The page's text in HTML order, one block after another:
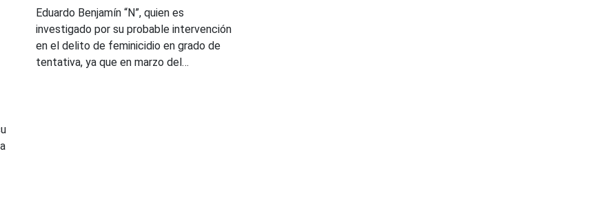
Eduardo Benjamín “N”, quien es
investigado por su probable intervención
en el delito de feminicidio en grado de
tentativa, ya que en marzo del…